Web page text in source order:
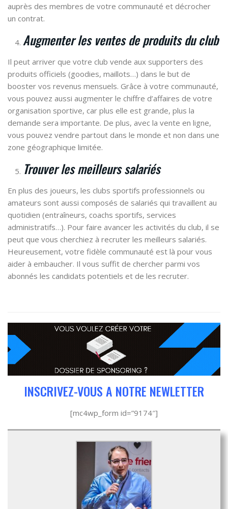
auprès des membres de votre communauté et décrocher
un contrat.
Augmenter les ventes de produits du club
Il peut arriver que votre club vende aux supporters des
produits officiels (goodies, maillots…) dans le but de
booster vos revenus mensuels. Grâce à votre communauté,
vous pouvez aussi augmenter le chiffre d’affaires de votre
organisation sportive, car plus elle est grande, plus la
demande sera importante. De plus, avec la vente en ligne,
vous pouvez vendre partout dans le monde et non dans une
zone géographique limitée.
Trouver les meilleurs salariés
En plus des joueurs, les clubs sportifs professionnels ou
amateurs sont aussi composés de salariés qui travaillent au
quotidien (entraîneurs, coachs sportifs, services
administratifs…). Pour faire avancer les activités du club, il se
peut que vous cherchiez à recruter les meilleurs salariés.
Heureusement, votre fidèle communauté est là pour vous
aider à embaucher. Il vous suffit de chercher parmi vos
abonnés les candidats potentiels et de les recruter.
INSCRIVEZ-VOUS A NOTRE NEWLETTER
[mc4wp_form id=”9174″]